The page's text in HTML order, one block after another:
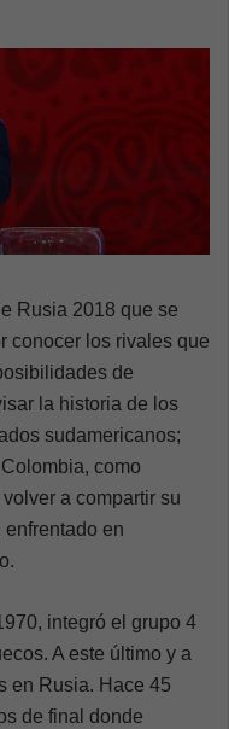
Rusia 2018 que se
conocer los rivales que
de
la historia de los
sudamericanos;
como
a compartir su
en
integró el grupo 4
A este último y a
en Rusia. Hace 45
de final donde